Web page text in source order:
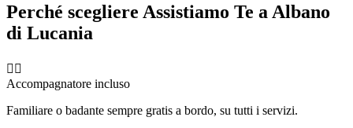
Perché scegliere Assistiamo Te a Albano
di Lucania
🧑‍⚕️
Accompagnatore incluso
Familiare o badante sempre gratis a bordo, su tutti i servizi.